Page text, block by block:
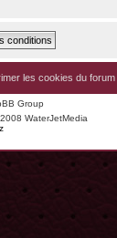
les cookies du forum
Group
WaterJetMedia